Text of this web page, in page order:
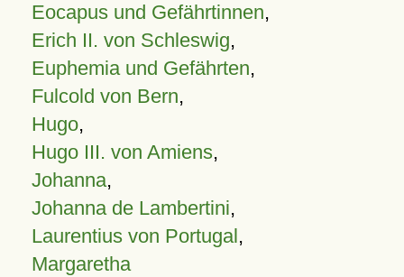
Eocapus und Gefährtinnen,
Erich II. von Schleswig,
Euphemia und Gefährten,
Fulcold von Bern,
Hugo,
Hugo III. von Amiens,
Johanna,
Johanna de Lambertini,
Laurentius von Portugal,
Margaretha